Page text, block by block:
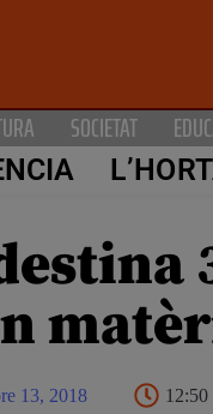
SOCIETAT
13, 2018 12:50